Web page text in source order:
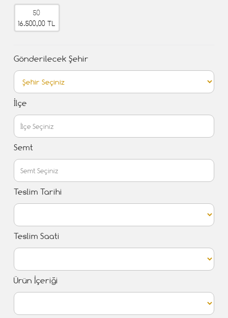
50
16.500,00 TL
Gönderilecek Şehir
İlçe
Semt
Teslim Tarihi
Teslim Saati
Ürün İçeriği